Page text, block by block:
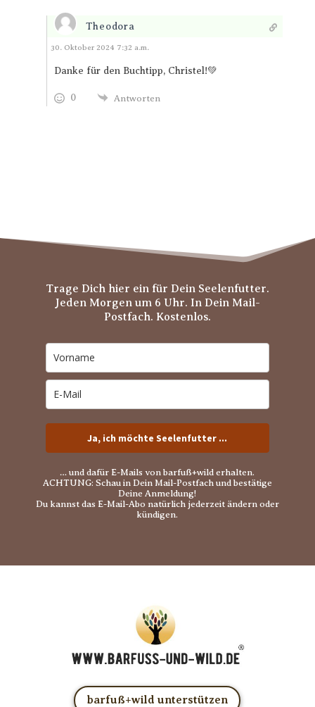
Theodora
Antworten
30. Oktober 2024 7:32 a.m.
Danke für den Buchtipp, Christel!💚
0 Antworten
Trage Dich hier ein für Dein Seelenfutter.
Jeden Morgen um 6 Uhr. In Dein Mail-
Postfach. Kostenlos.
Ja, ich möchte Seelenfutter ...
… und dafür E-Mails von barfuß+wild erhalten.
ACHTUNG: Schau in Dein Mail-Postfach und bestätige
Deine Anmeldung!
Du kannst das E-Mail-Abo natürlich jederzeit ändern oder
kündigen.
barfuß+wild unterstützen